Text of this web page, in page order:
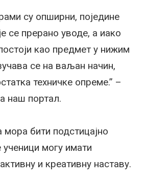
су опширни, поједине
се прерано уводе, а иако
као предмет у нижим
се на ваљан начин,
техничке опреме.” –
наш портал.
бити подстицајно
могу имати
и креативну наставу.